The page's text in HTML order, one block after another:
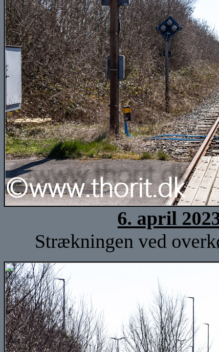
6. april
Strækningen ved